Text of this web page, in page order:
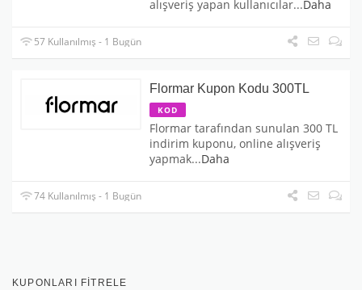
alışveriş yapan kullanıcılar...Daha
57 Kullanılmış - 1 Bugün
Flormar Kupon Kodu 300TL
KOD
Flormar tarafından sunulan 300 TL
indirim kuponu, online alışveriş
yapmak...Daha
74 Kullanılmış - 1 Bugün
KUPONLARI FITRELE